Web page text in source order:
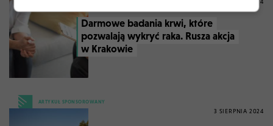
20 SIERPNIA 2024
Darmowe badania krwi, które
pozwalają wykryć raka. Rusza akcja
w Krakowie
ARTYKUŁ SPONSOROWANY
3 SIERPNIA 2024